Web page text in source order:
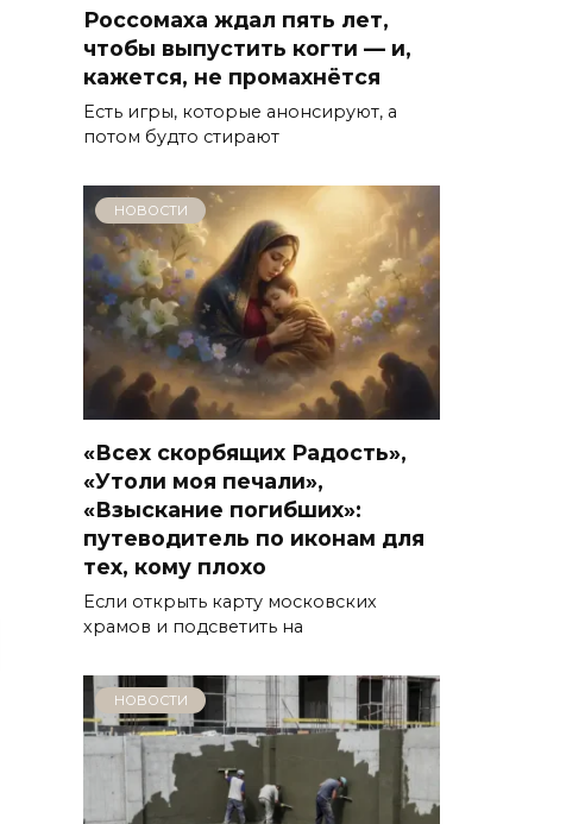
Россомаха ждал пять лет,
чтобы выпустить когти — и,
кажется, не промахнётся
Есть игры, которые анонсируют, а
потом будто стирают
НОВОСТИ
«Всех скорбящих Радость»,
«Утоли моя печали»,
«Взыскание погибших»:
путеводитель по иконам для
тех, кому плохо
Если открыть карту московских
храмов и подсветить на
НОВОСТИ